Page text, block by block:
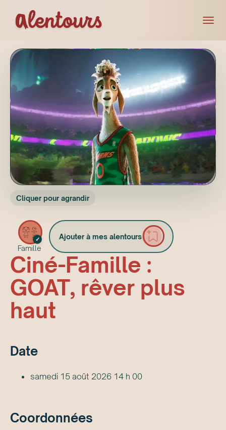
Cliquer pour agrandir
✓
Famille
Ajouter à mes alentours
Ciné-Famille :
GOAT, rêver plus
haut
Date
samedi 15 août 2026 14 h 00
Coordonnées